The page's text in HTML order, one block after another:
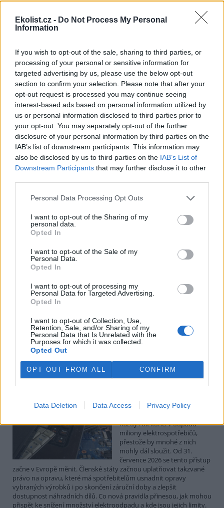
Ekolist.cz - Do Not Process My Personal
Information
If you wish to opt-out of the sale, sharing to third parties, or
processing of your personal or sensitive information for
targeted advertising by us, please use the below opt-out
section to confirm your selection. Please note that after your
opt-out request is processed you may continue seeing
interest-based ads based on personal information utilized by
us or personal information disclosed to third parties prior to
your opt-out. You may separately opt-out of the further
disclosure of your personal information by third parties on the
IAB’s list of downstream participants. This information may
also be disclosed by us to third parties on the IAB’s List of
Downstream Participants that may further disclose it to other
Personal Data Processing Opt Outs
I want to opt-out of the Sharing of my
personal data.
Opted In
I want to opt-out of the Sale of my
Personal Data.
Opted In
I want to opt-out of processing my
Personal Data for Targeted Advertising.
Opted In
I want to opt-out of Collection, Use,
Retention, Sale, and/or Sharing of my
Personal Data that Is Unrelated with the
Purposes for which it was collected.
Opted Out
OPT OUT FROM ALL CONFIRM
Data Deletion Data Access Privacy Policy
úřadu pro mořské dno (ISA),
kde měla své zastoupení i
jasně deklarovat, že snahy o nezákonnou hlubinnou těžbu
nebudou tolerovány.
Luboš Pavlovič: Veřejnost může do poloviny srpna
připomínkovat plavební kanál u Přelouče
3.8.2026
Diskuse: 16
Ministerstvo životního
prostředí oznámilo 14.
července 2026 zahájení
zjišťovacího řízení pro záměr
„Stupeň Přelouč II“ za asi 3,3
miliardy korun, který má prodloužit splavnost Labe o 23 kilometrů
do Pardubic. Veřejnost může své vyjádření k vlivům této stavby na
Kilian Kaminski: Evropa slibuje právo na opravu.
Budou ale opravy skutečně levnější?
Diskuse: 41
Členské státy nyní převádějí
legislativy. Podle společnosti
refurbed, evropským
marketplace s repasovanou elektronikou, však mohou i po
že pro spotřebitele bude stále výhodnější koupit nové zařízení.
Směrnice má přitom usnadnit opravy elektroniky i po skončení
záruční doby, zlepšit dostupnost náhradních dílů a zabránit
výrobcům, aby zásahy do zařízení zbytečně komplikovali nebo
znemožňovali. Nestanovuje však konkrétní cenový limit ani
způsob výpočtu ceny náhradních dílů a oprav.
31.7.2026
Každý rok končí v odpadu
miliony elektrospotřebičů,
přestože by mnohé z nich
mohly dál sloužit. Od 31.
července 2026 se tento přístup
začne v Evropě měnit. Členské státy začnou uplatňovat takzvané
právo na opravu, které má spotřebitelům usnadnit opravy
vybraných výrobků i po skončení záruční doby a zlepšit
dostupnost náhradních dílů. Co nová pravidla přinesou, jak mohou
přispět ke snížení množství elektroodpadu a kde jsou jejich limity.